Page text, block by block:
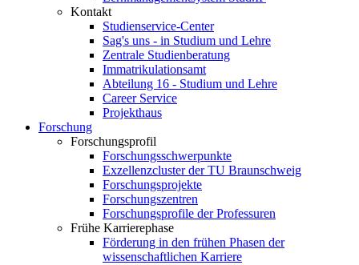
Kontakt
Studienservice-Center
Sag's uns - in Studium und Lehre
Zentrale Studienberatung
Immatrikulationsamt
Abteilung 16 - Studium und Lehre
Career Service
Projekthaus
Forschung
Forschungsprofil
Forschungsschwerpunkte
Exzellenzcluster der TU Braunschweig
Forschungsprojekte
Forschungszentren
Forschungsprofile der Professuren
Frühe Karrierephase
Förderung in den frühen Phasen der
wissenschaftlichen Karriere